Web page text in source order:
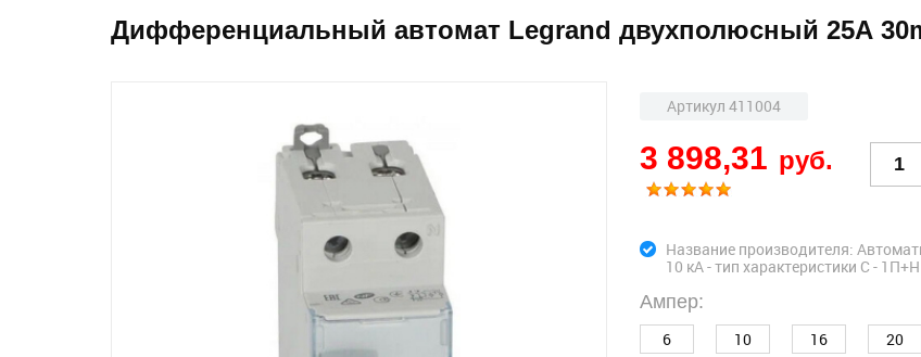
Дифференциальный автомат Legrand двухполюсный 25А
Артикул 411004
3 898,31 руб.
Название производителя:
10 кА - тип характеристики С -
Ампер:
6 10 16 20